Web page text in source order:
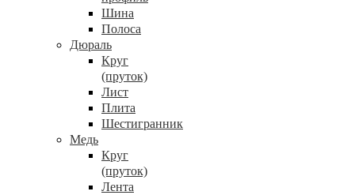
Шина
Полоса
Дюраль
Круг
(пруток)
Лист
Плита
Шестигранник
Медь
Круг
(пруток)
Лента